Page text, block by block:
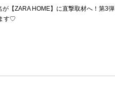
【ZARA HOME】に直撃取材へ！第3弾
す♡